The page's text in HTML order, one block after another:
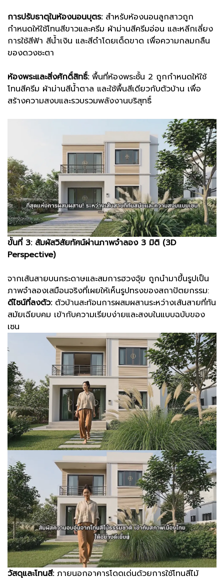
การปรับธาตุในห้องนอนบุตร:สำหรับห้องนอนลูกสาวถูก
กำหนดให้ใช้โทนสีขาวและครีม ผ้าม่านสีครีมอ่อน และหลีกเลี่ยง
การใช้สีฟ้า สีน้ำเงิน และสีดำโดยเด็ดขาด เพื่อความกลมกลืน
ของดวงชะตา
ห้องพระและสิ่งศักดิ์สิทธิ์:พื้นที่ห้องพระชั้น 2 ถูกกำหนดให้ใช้
โทนสีครีม ผ้าม่านสีน้ำตาล และใช้พื้นสีเดียวกับตัวบ้าน เพื่อ
สร้างความสงบและรวบรวมพลังงานบริสุทธิ์
ขั้นที่ 3: สัมผัสวิสัยทัศน์ผ่านภาพจำลอง 3 มิติ (3D
Perspective)
จากเส้นสายบนกระดาษและสมการฮวงจุ้ย ถูกนำมาขึ้นรูปเป็น
ภาพจำลองเสมือนจริงที่เผยให้เห็นรูปทรงของสถาปัตยกรรม:
ดีไซน์ที่ลงตัว:ตัวบ้านสะท้อนการผสมผสานระหว่างเส้นสายที่ทัน
สมัยเฉียบคม เข้ากับความเรียบง่ายและสงบในแบบฉบับของ
เซน
วัสดุและโทนสี:ภายนอกอาคารโดดเด่นด้วยการใช้โทนสีไม้